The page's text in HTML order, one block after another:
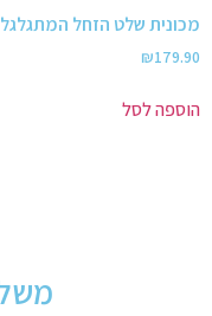
מכונית שלט הזחל המתגלגל
₪179.90
הוספה לסל